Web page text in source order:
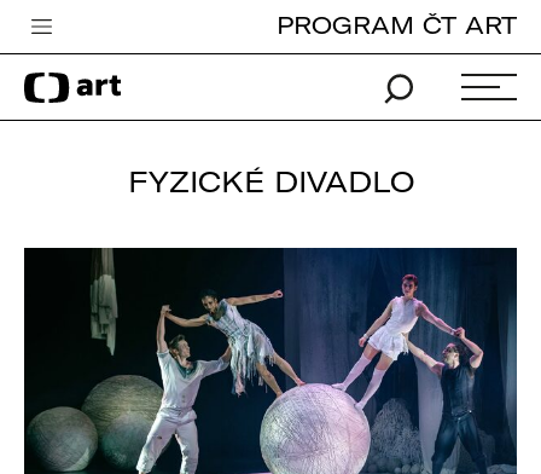
Česká televize
Zpravodajství
TV program
Vše o ČT
PROGRAM ČT ART
FYZICKÉ DIVADLO